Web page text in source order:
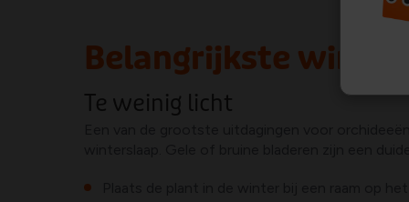
Belangrijkste
Te weinig licht